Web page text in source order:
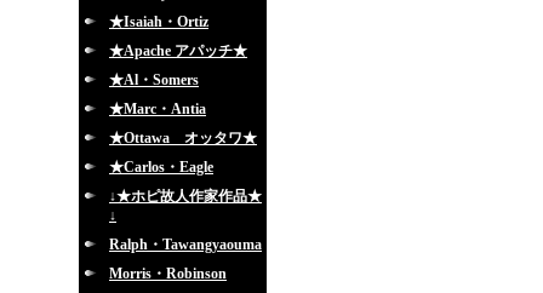
★Isaiah・Ortiz
★Apache アパッチ★
★Al・Somers
★Marc・Antia
★Ottawa オッタワ★
★Carlos・Eagle
↓★ホピ故人作家作品★
↓
Ralph・Tawangyaouma
Morris・Robinson